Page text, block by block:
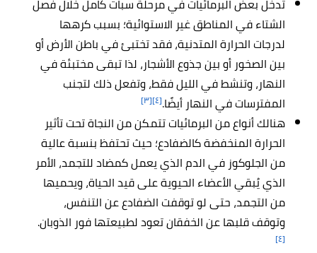
تدخل بعض البرمائيات في مرحلة سبات كامل خلال فصل
الشتاء في المناطق غير الاستوائية؛ بسبب كرهها
لدرجات الحرارة المتدنية، فقد تختبئ في باطن الأرض أو
بين الصخور أو بين جذوع الأشجار، لذا تبقى مختبئة في
النهار، وتنشط في الليل فقط، وتفعل ذلك لتجنب
المفترسات في النهار أيضًا.[٤] [٣]
هنالك أنواع من البرمائيات تتمكن من النجاة تحت تأثير
الحرارة المنخفضة كالضفادع؛ حيث تحتفظ بنسبة عالية
من الجلوكوز في الدم الذي يعمل كمضاد للتجمد، الأمر
الذي يُبقي الأعضاء الحيوية على قيد الحياة، ويحميها
من التجمد، حتى لو توقفت الضفادع عن التنفس،
وتوقف قلبها عن الخفقان تعود لطبيعتها فور الذوبان.
[٤]